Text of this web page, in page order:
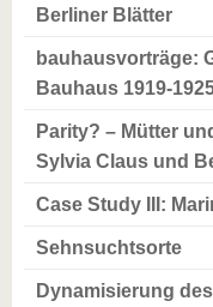
Berliner Blätter
bauhausvorträge:
Bauhaus 1919-
Parity? – Mütter
Sylvia Claus und
Case Study III:
Sehnsuchtsorte
Dynamisierung